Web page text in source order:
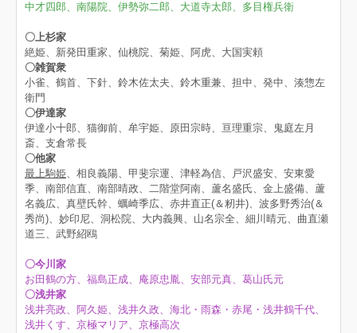
中才四郎、南陽院、伊勢弥二郎、大道寺太郎、多目権兵衛
〇上杉家
絶姫、新発田重家、仙桃院、菊姫、阿虎、大国実頼
〇雑賀衆
小雀、鶴首、下針、鈴木佐太夫、鈴木重兼、担中、発中、湊惣左
衛門
〇伊達家
伊達小十郎、猫御前、牟宇姫、原田宗時、亘理重宗、鬼庭左月
斎、支倉常長
〇他家
最上駒姫、相良義陽、甲斐宗運、津軽為信、戸沢盛安、安東愛
季、南部信直、南部晴政、二階堂阿南、蘆名盛氏、金上盛備、蘆
名義広、真壁氏幹、蠣崎季広、赤井直正(＆籾井)、波多野秀治(＆
秀尚)、妙印尼、洞松院、大内義興、山名宗全、細川晴元、曲直瀬
道三、武野紹鴎
〇今川家
お田鶴の方、福島正成、庵原忠胤、安部元真、葛山氏元
〇浅井家
浅井亮政、阿久姫、浅井久政、海北・雨森・赤尾・浅井鶴千代、
浅井くす、京極マリア、京極高次